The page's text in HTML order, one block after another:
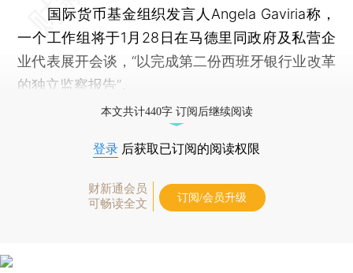
国际货币基金组织发言人Angela Gaviria称，
一个工作组将于1月28日在马德里同政府及私营企
业代表展开会谈，“以完成第二份西班牙银行业改革
的独立监察报告”。
本文共计440字 订阅后继续阅读
登录 后获取已订阅的阅读权限
财新通会员
可畅读全文
订阅/会员升级